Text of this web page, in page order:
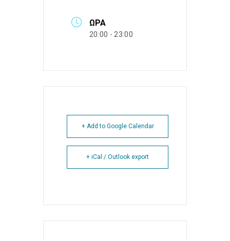
ΏΡΑ
20:00 - 23:00
+ Add to Google Calendar
+ iCal / Outlook export